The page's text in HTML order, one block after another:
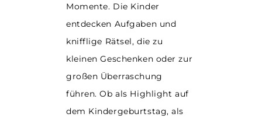
Momente. Die Kinder
entdecken Aufgaben und
knifflige Rätsel, die zu
kleinen Geschenken oder zur
großen Überraschung
führen. Ob als Highlight auf
dem Kindergeburtstag, als